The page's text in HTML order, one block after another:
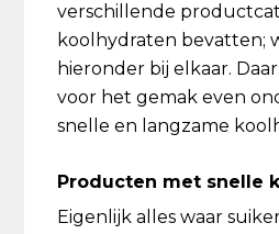
verschillende
koolhydraten bevatten;
hieronder bij elkaar.
voor het gemak even
snelle en langzame
Producten met snelle
Eigenlijk alles waar